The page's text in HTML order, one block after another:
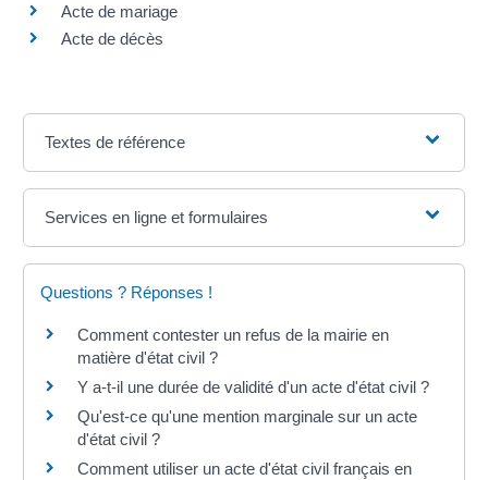
Acte de mariage
Acte de décès
Textes de référence
Services en ligne et formulaires
Questions ? Réponses !
Comment contester un refus de la mairie en
matière d'état civil ?
Y a-t-il une durée de validité d'un acte d'état civil ?
Qu'est-ce qu'une mention marginale sur un acte
d'état civil ?
Comment utiliser un acte d'état civil français en